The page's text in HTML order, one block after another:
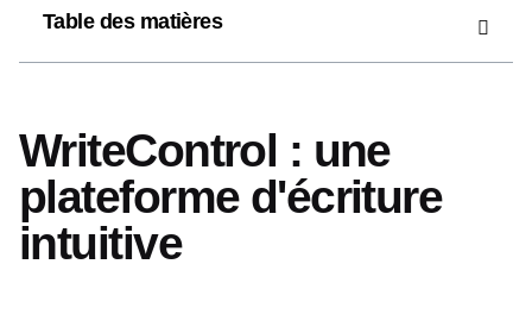
Table des matières
WriteControl : une
plateforme d'écriture
intuitive